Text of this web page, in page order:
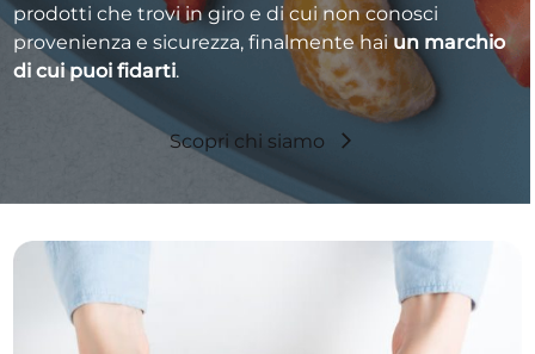
prodotti che trovi in giro e di cui non conosci
provenienza e sicurezza, finalmente haiun marchio
di cui puoi fidarti.
Scopri chi siamo